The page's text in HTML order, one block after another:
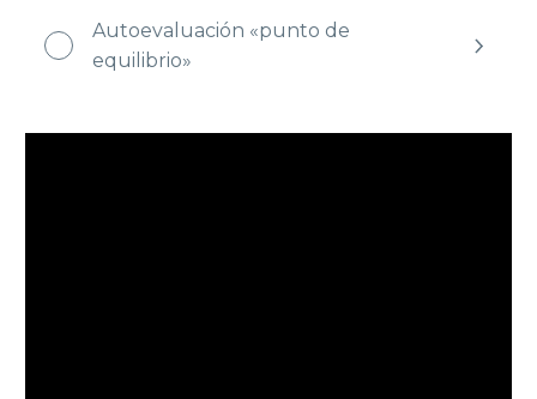
Autoevaluación «punto de
equilibrio»